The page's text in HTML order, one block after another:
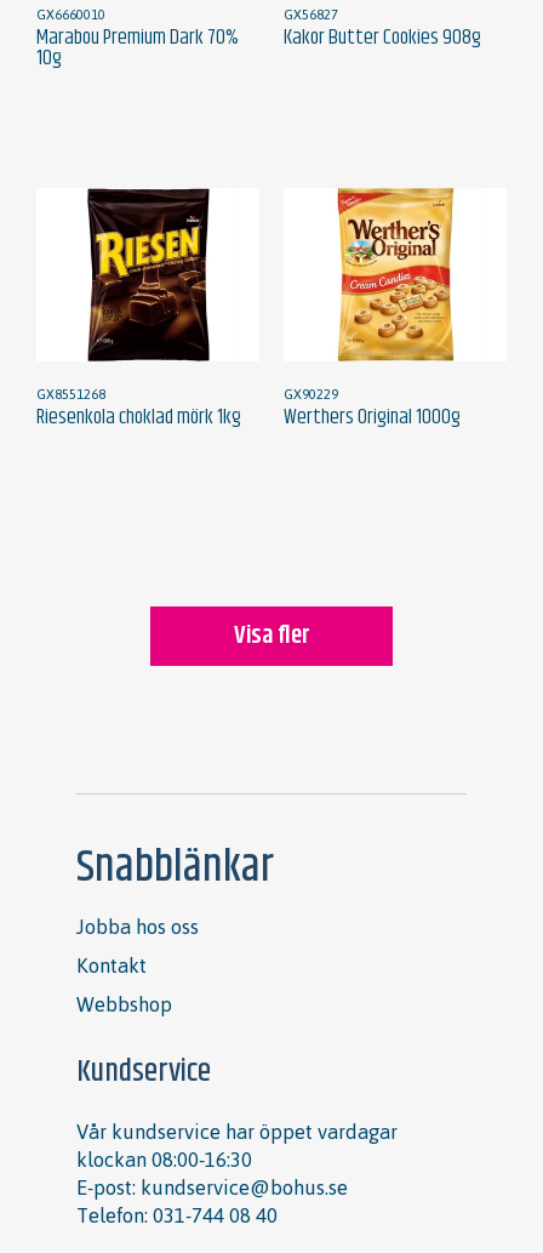
GX6660010
Marabou Premium Dark 70%
10g
GX56827
Kakor Butter Cookies 908g
GX8551268
Riesenkola choklad mörk 1kg
GX90229
Werthers Original 1000g
Visa fler
Snabblänkar
Jobba hos oss
Kontakt
Webbshop
Kundservice
Vår kundservice har öppet vardagar
klockan 08:00-16:30
E-post:kundservice@bohus.se
Telefon:031-744 08 40